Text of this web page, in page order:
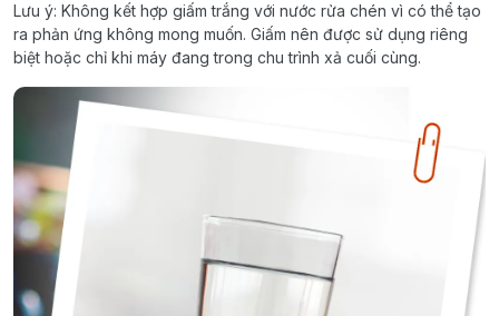
Lưu ý: Không kết hợp giấm trắng với nước rửa chén vì có thể tạo
ra phản ứng không mong muốn. Giấm nên được sử dụng riêng
biệt hoặc chỉ khi máy đang trong chu trình xả cuối cùng.